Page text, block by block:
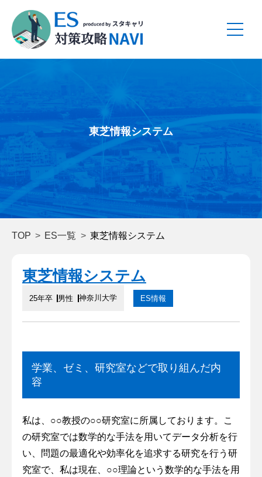
東芝情報システム
TOP ES一覧 東芝情報システム
東芝情報システム
25年卒 男性 神奈川大学 ES情報
学業、ゼミ、研究室などで取り組んだ内
容
私は、○○教授の○○研究室に所属しております。こ
の研究室では数学的な手法を用いてデータ分析を行
い、問題の最適化や効率化を追求する研究を行う研
究室で、私は現在、○○理論という数学的な手法を用